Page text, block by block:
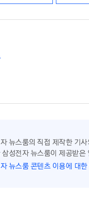
뉴스룸의 직접 제작한 기
삼성전자 뉴스룸이 제공받
뉴스룸 콘텐츠 이용에 대